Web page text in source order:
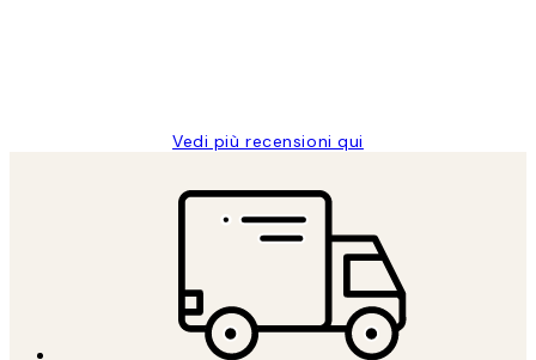
Vedi più recensioni qui